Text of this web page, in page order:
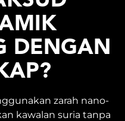
DENGAN
zarah nano-
kawalan suria tanpa